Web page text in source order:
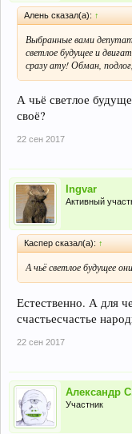
Алень сказал(а): ↑
Выбранные вами
светлое будущее и
сразу ату! Обман,
А чьё светлое
своё?
22 сен 2017
Ingvar
Активный
Каспер сказал(а): ↑
А чьё светлое будущее
Естественно. А для
счастьесчастье
22 сен 2017
Александр
Участник